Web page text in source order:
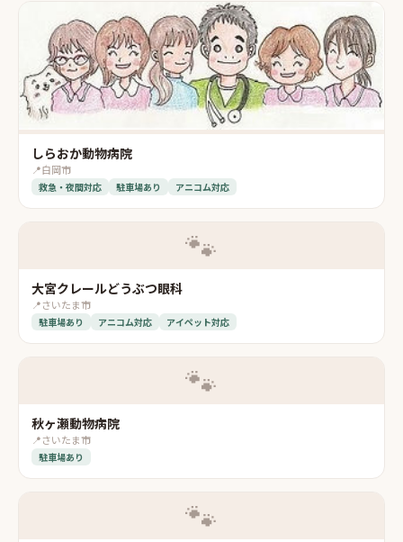
しらおか動物病院
📍白岡市
救急・夜間対応 駐車場あり アニコム対応
🐾
大宮クレールどうぶつ眼科
📍さいたま市
駐車場あり アニコム対応 アイペット対応
🐾
秋ヶ瀬動物病院
📍さいたま市
駐車場あり
🐾